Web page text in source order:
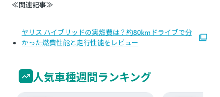
≪関連記事≫
ヤリス ハイブリッドの実燃費は？約80kmドライブで分
かった燃費性能と走行性能をレビュー